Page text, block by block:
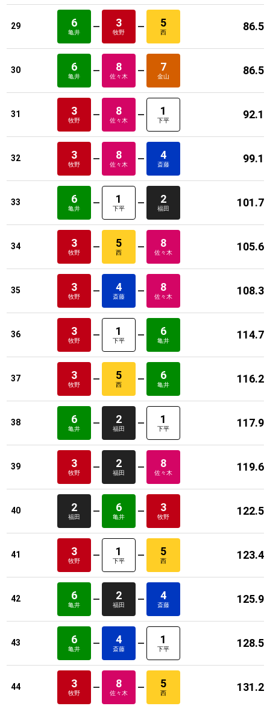
29 6
亀井
3
牧野
5
西 86.5
30 6
亀井
8
佐々木
7
金山 86.5
31 3
牧野
8
佐々木
1
下平 92.1
32 3
牧野
8
佐々木
4
斎藤 99.1
33 6
亀井
1
下平
2
福田 101.7
34 3
牧野
5
西
8
佐々木 105.6
35 3
牧野
4
斎藤
8
佐々木 108.3
36 3
牧野
1
下平
6
亀井 114.7
37 3
牧野
5
西
6
亀井 116.2
38 6
亀井
2
福田
1
下平 117.9
39 3
牧野
2
福田
8
佐々木 119.6
40 2
福田
6
亀井
3
牧野 122.5
41 3
牧野
1
下平
5
西 123.4
42 6
亀井
2
福田
4
斎藤 125.9
43 6
亀井
4
斎藤
1
下平 128.5
44 3
牧野
8
佐々木
5
西 131.2